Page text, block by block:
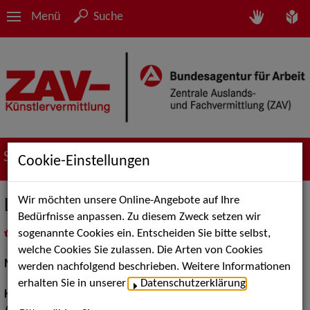
Menü Suche
Suche nach Künstler*innen
Lavinia Kastamoniti
als PDF speichern
inMeine Merklistelegen
Musical:Darstellerin, Sängerin, Tänzerin
Haarfarbe:
Cookie-Einstellungen
Wir möchten unsere Online-Angebote auf Ihre
Bedürfnisse anpassen. Zu diesem Zweck setzen wir
sogenannte Cookies ein. Entscheiden Sie bitte selbst,
welche Cookies Sie zulassen. Die Arten von Cookies
werden nachfolgend beschrieben. Weitere Informationen
erhalten Sie in unserer
Datenschutzerklärung